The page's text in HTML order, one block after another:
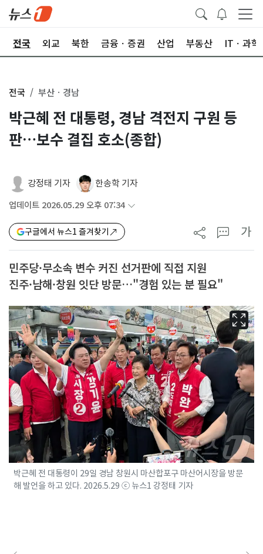
전국 외교 북한 금융ㆍ증권 산업 부동산 ITㆍ과학
전국 부산ㆍ경남
박근혜 전 대통령, 경남 격전지 구원 등
판…보수 결집 호소(종합)
강정태 기자 한송학 기자
업데이트 2026.05.29 오후 07:34
구글에서 뉴스1 즐겨찾기 가
민주당·무소속 변수 커진 선거판에 직접 지원
진주·남해·창원 잇단 방문…"경험 있는 분 필요"
박근혜 전 대통령이 29일 경남 창원시 마산합포구 마산어시장을 방문
해 발언을 하고 있다. 2026.5.29 ⓒ 뉴스1 강정태 기자